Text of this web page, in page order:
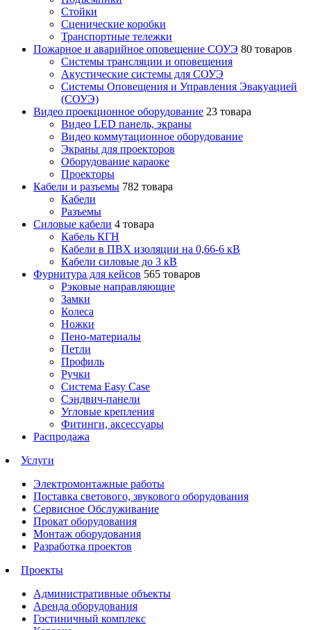
Стойки
Сценические коробки
Транспортные тележки
Пожарное и аварийное оповещение СОУЭ 80 товаров
Cистемы трансляции и оповещения
Акустические системы для СОУЭ
Системы Оповещения и Управления Эвакуацией
(СОУЭ)
Видео проекционное оборудование 23 товара
Видео LED панель, экраны
Видео коммутационное оборудование
Экраны для проекторов
Оборудование караоке
Проекторы
Кабели и разъемы 782 товара
Кабели
Разъемы
Силовые кабели 4 товара
Кабель КГН
Кабели в ПВХ изоляции на 0,66-6 кВ
Кабели силовые до 3 кВ
Фурнитура для кейсов 565 товаров
Рэковые направляющие
Замки
Колеса
Ножки
Пено-материалы
Петли
Профиль
Ручки
Система Easy Case
Сэндвич-панели
Угловые крепления
Фитинги, аксессуары
Распродажа
Услуги
Электромонтажные работы
Поставка светового, звукового оборудования
Сервисное Обслуживание
Прокат оборудования
Монтаж оборудования
Разработка проектов
Проекты
Административные объекты
Аренда оборудования
Гостиничный комплекс